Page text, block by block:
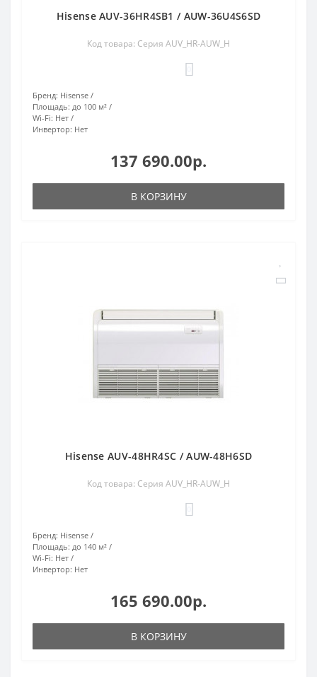
Hisense AUV-36HR4SB1 / AUW-36U4S6SD
Код товара: Серия AUV_HR-AUW_H
Бренд: Hisense
Площадь: до 100 м²
Wi-Fi: Нет
Инвертор: Нет
137 690.00р.
В КОРЗИНУ
Hisense AUV-48HR4SC / AUW-48H6SD
Код товара: Серия AUV_HR-AUW_H
Бренд: Hisense
Площадь: до 140 м²
Wi-Fi: Нет
Инвертор: Нет
165 690.00р.
В КОРЗИНУ